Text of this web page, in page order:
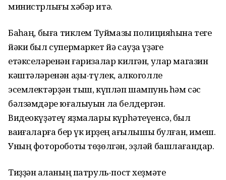
министрлығы хәбәр итә.
Баҡһаң, быға тиклем Туймазы полицияһына теге
йәки был супермаркет йә сауҙа үҙәге
етәкселәренән ғаризалар килгән, улар магазин
кәштәләренән аҙыҡ-түлек, алкоголле
эсемлектәрҙән тыш, күпләп шампунь һәм сәс
бәлзәмдәре юғалыуын ла белдергән.
Видеокүҙәтеү яҙмалары күрһәтеүенсә, был
ваҡиғаларға бер үк ирҙең ҡағылышы булған, имеш.
Уның фотороботы төҙөлгән, эҙләй башлағандар.
Тиҙҙән ҡаланың патруль-пост хеҙмәте